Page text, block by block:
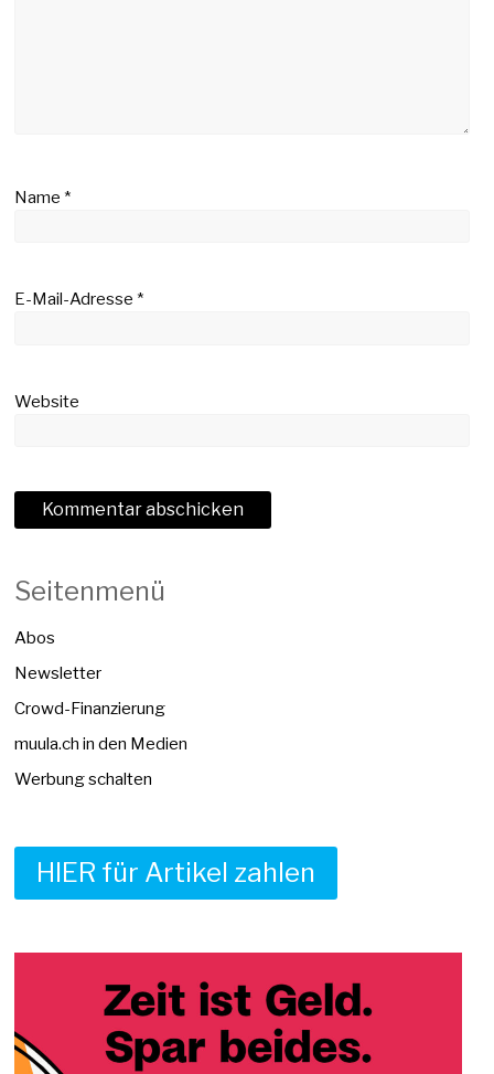
Name*
E-Mail-Adresse*
Website
Seitenmenü
Abos
Newsletter
Crowd-Finanzierung
muula.ch in den Medien
Werbung schalten
HIER für Artikel zahlen